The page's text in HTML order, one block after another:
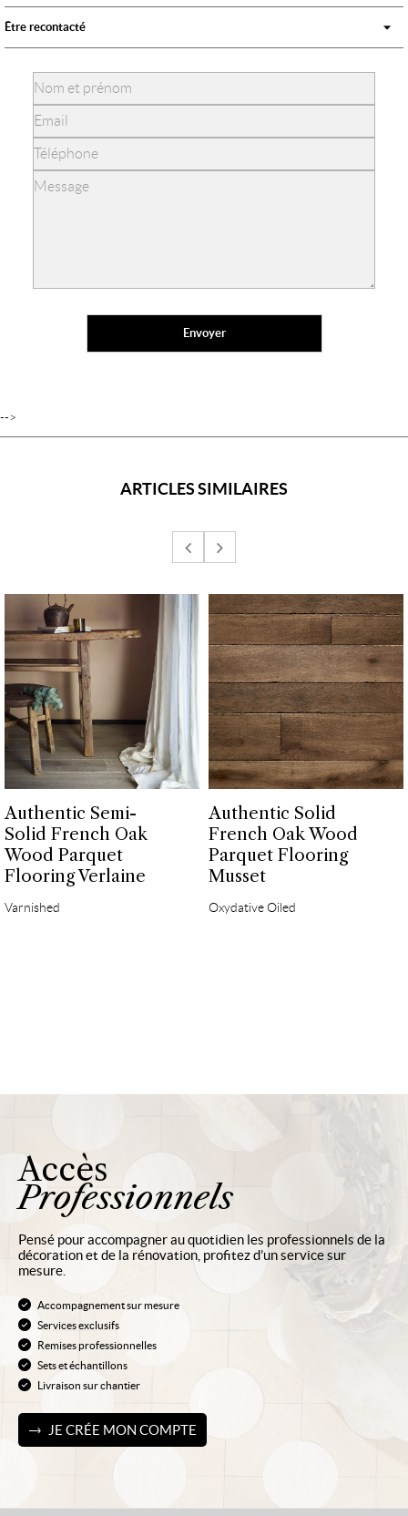
-->
ARTICLES SIMILAIRES
Authentic Semi-
Solid French Oak
Wood Parquet
Flooring Verlaine
Varnished
Authentic Solid
French Oak Wood
Parquet Flooring
Musset
Oxydative Oiled
Accès
Professionnels
Pensé pour accompagner au quotidien les professionnels de la
décoration et de la rénovation, profitez d’un service sur
mesure.
Accompagnement sur mesure
Services exclusifs
Remises professionnelles
Sets et échantillons
Livraison sur chantier
JE CRÉE MON COMPTE